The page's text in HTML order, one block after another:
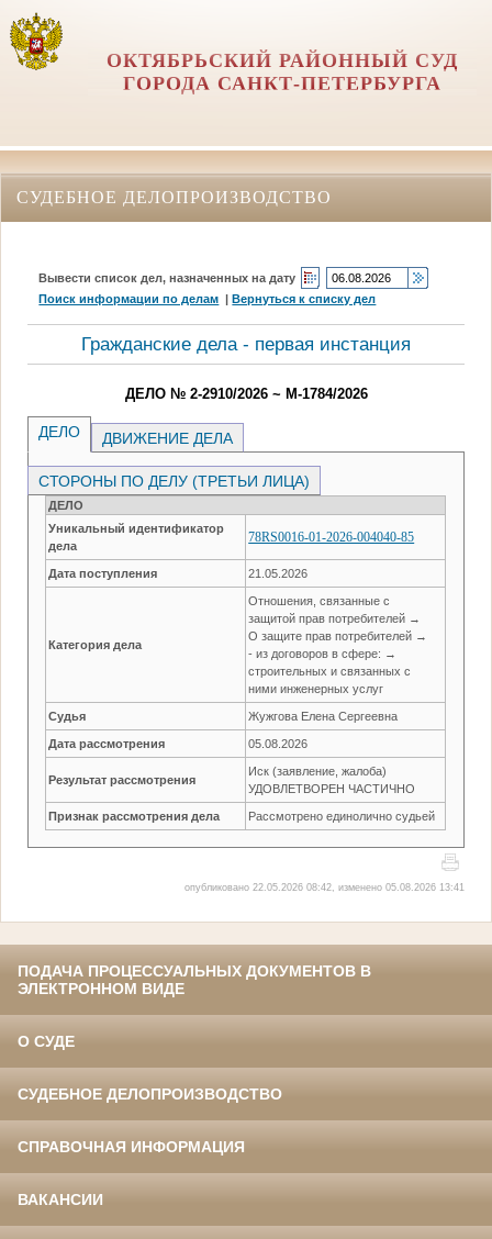
ОКТЯБРЬСКИЙ РАЙОННЫЙ СУД
ГОРОДА САНКТ-ПЕТЕРБУРГА
СУДЕБНОЕ ДЕЛОПРОИЗВОДСТВО
Вывести список дел, назначенных на дату
Поиск информации по делам |Вернуться к списку дел
Гражданские дела - первая инстанция
ДЕЛО № 2-2910/2026 ~ М-1784/2026
ДЕЛО ДВИЖЕНИЕ ДЕЛА
СТОРОНЫ ПО ДЕЛУ (ТРЕТЬИ ЛИЦА)
ДЕЛО
Уникальный идентификатор
дела
78RS0016-01-2026-004040-85
Дата поступления 21.05.2026
Категория дела
Отношения, связанные с
защитой прав потребителей →
О защите прав потребителей →
- из договоров в сфере: →
строительных и связанных с
ними инженерных услуг
Судья Жужгова Елена Сергеевна
Дата рассмотрения 05.08.2026
Результат рассмотрения
Иск (заявление, жалоба)
УДОВЛЕТВОРЕН ЧАСТИЧНО
Признак рассмотрения дела Рассмотрено единолично судьей
опубликовано 22.05.2026 08:42, изменено 05.08.2026 13:41
ПОДАЧА ПРОЦЕССУАЛЬНЫХ ДОКУМЕНТОВ В
ЭЛЕКТРОННОМ ВИДЕ
О СУДЕ
СУДЕБНОЕ ДЕЛОПРОИЗВОДСТВО
СПРАВОЧНАЯ ИНФОРМАЦИЯ
ВАКАНСИИ